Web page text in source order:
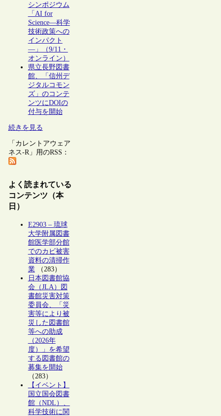
シンポジウム
「AI for
Science―科学
技術政策への
インパクト
―」（9/11・
オンライン）
県立長野図書
館、「信州デ
ジタルコモン
ズ」のコンテ
ンツにDOIの
付与を開始
続きを見る
「カレントアウェア
ネス-R」用のRSS：
よく読まれている
コンテンツ（本
日）
E2903 – 琉球
大学附属図書
館医学部分館
でのカビ被害
資料の清掃作
業（283）
日本図書館協
会（JLA）図
書館災害対策
委員会、「災
害等により被
災した図書館
等への助成
（2026年
度）」を希望
する図書館の
募集を開始
（283）
【イベント】
国立国会図書
館（NDL）、
科学技術に関